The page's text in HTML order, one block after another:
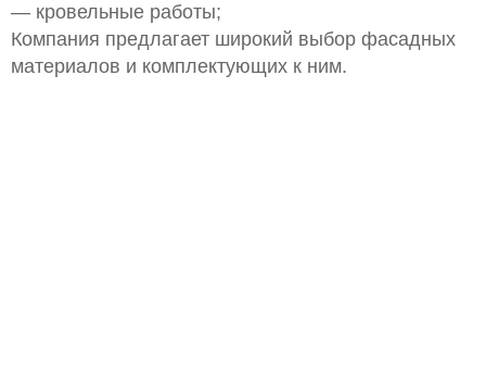
— кровельные работы;
Компания предлагает широкий выбор фасадных
материалов и комплектующих к ним.